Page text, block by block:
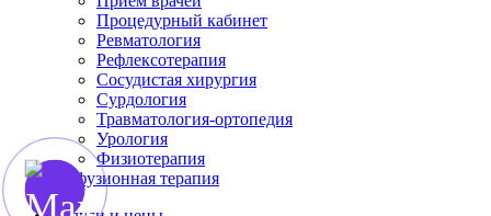
Процедурный кабинет
Ревматология
Рефлексотерапия
Сосудистая хирургия
Сурдология
Травматология-ортопедия
Урология
Физиотерапия
Инфузионная терапия